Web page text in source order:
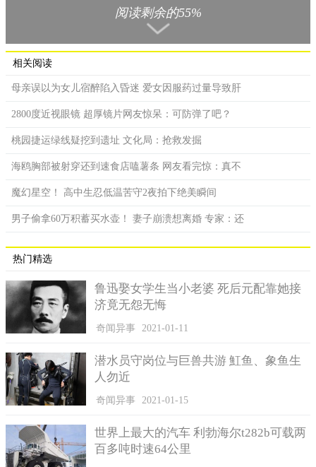
于私人的报道，我的检查结果是患上了癌症，这是一个非常优秀
的观众告知我的，我非常感谢她，可以说我欠了她人情。我从明
天开始休息暂时不进行工作，但不久之后我就会回归。
亚对身体健康方面忽略了很多，在这段特殊的日子里，长时间进
行报道是她的常态，所有的事情都要因为新闻工作而放到一边。
她却忽略了自身的身体健康。
今年六月份，维多利亚收到了一个女性观众的邮件，她并不
清楚具体是谁发送的，但是观众在邮件里表示，维多利亚颈项上
的的肿块令她回忆起曾经不幸患上的癌症，因此希望维多利亚能
够对甲状腺进行相关检测。
阅读剩余的55%
相关阅读
母亲误以为女儿宿醉陷入昏迷 爱女因服药过量导致肝
2800度近视眼镜 超厚镜片网友惊呆：可防弹了吧？
桃园捷运绿线疑挖到遗址 文化局：抢救发掘
海鸥胸部被射穿还到速食店嗑薯条 网友看完惊：真不
魔幻星空！ 高中生忍低温苦守2夜拍下绝美瞬间
男子偷拿60万积蓄买水壶！ 妻子崩溃想离婚 专家：还
热门精选
鲁迅娶女学生当小老婆 死后元配靠她接
济竟无怨无悔
奇闻异事 2021-01-11
潜水员守岗位与巨兽共游 魟鱼、象鱼生
人勿近
奇闻异事 2021-01-15
世界上最大的汽车 利勃海尔t282b可载两
百多吨时速64公里